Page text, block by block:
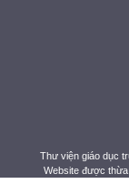
Thư viện giáo dục
Website được